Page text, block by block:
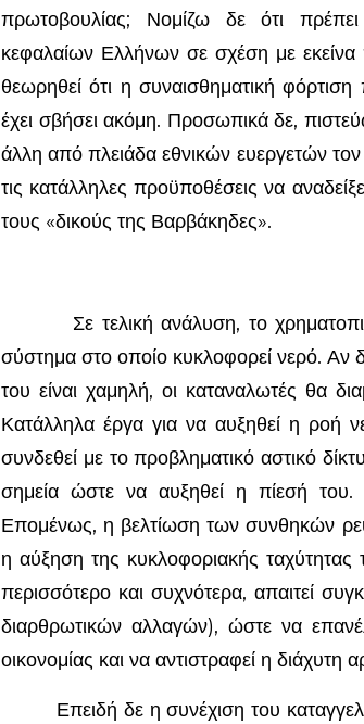
πρωτοβουλίας; Νομίζω δε ότι
κεφαλαίων Ελλήνων σε σχέση με
θεωρηθεί ότι η συναισθηματική
έχει σβήσει ακόμη. Προσωπικά δε,
άλλη από πλειάδα εθνικών ευεργετών
τις κατάλληλες προϋποθέσεις να
τους «δικούς της Βαρβάκηδες».
Σε τελική ανάλυση, το
σύστημα στο οποίο κυκλοφορεί νερό. Αν
του είναι χαμηλή, οι καταναλωτές θα
Κατάλληλα έργα για να αυξηθεί η ροή
συνδεθεί με το προβληματικό αστικό
σημεία ώστε να αυξηθεί η πίεσή
Επομένως, η βελτίωση των συνθηκών
η αύξηση της κυκλοφοριακής
περισσότερο και συχνότερα, απαιτεί
διαρθρωτικών αλλαγών), ώστε να
οικονομίας και να αντιστραφεί η
Επειδή δε η συνέχιση του